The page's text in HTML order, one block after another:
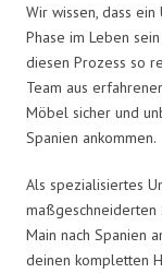
Wir wissen, dass
Phase im Leben
diesen Prozess so
Team aus
Möbel sicher und
Spanien ankommen.
Als spezialisiertes
Main nach Spanien
deinen kompletten